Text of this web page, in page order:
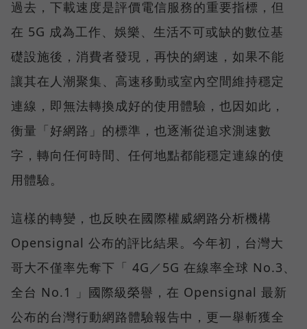
過去，下載速度是評價電信服務的重要指標，但
在 5G 成為工作、娛樂、生活不可或缺的數位基
礎設施後，消費者發現，再快的網速，如果不能
讓其在人潮聚集、高速移動或室內空間維持穩定
連線，即無法轉換成好的使用體驗，也因如此，
衡量「好網路」的標準，也逐漸從追求測速數
字，轉向任何時間、任何地點都能穩定連線的使
用體驗。
這樣的轉變，也反映在國際權威網路分析機構
Opensignal 公布的評比結果。今年初，台灣大
哥大不僅率先奪下「 4G／5G 在線率全球 No.3、
全台 No.1 」國際級榮譽，在 Opensignal 最新
公布的台灣行動網路體驗報告中，更一舉斬獲全